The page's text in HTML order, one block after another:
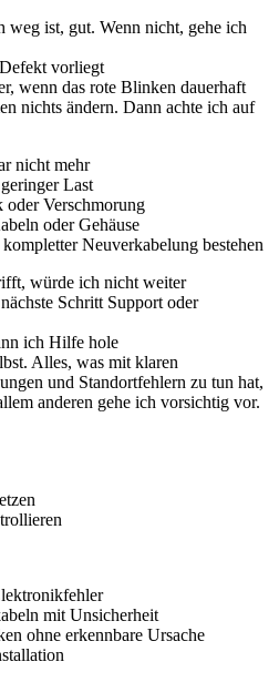
weg ist, gut. Wenn nicht, gehe ich
vorliegt
wenn das rote Blinken dauerhaft
nichts ändern. Dann achte ich auf
nicht mehr
Last
Verschmorung
oder Gehäuse
Neuverkabelung bestehen
würde ich nicht weiter
Schritt Support oder
ich Hilfe hole
Alles, was mit klaren
und Standortfehlern zu tun hat,
anderen gehe ich vorsichtig vor.
mit Unsicherheit
ohne erkennbare Ursache